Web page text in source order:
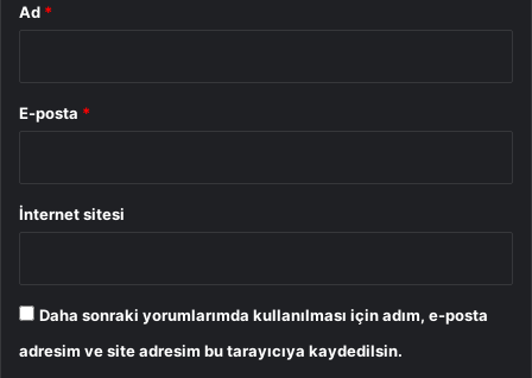
Ad *
E-posta *
İnternet sitesi
Daha sonraki yorumlarımda kullanılması için adım, e-posta
adresim ve site adresim bu tarayıcıya kaydedilsin.